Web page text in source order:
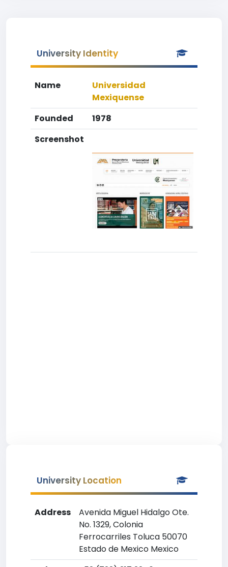
University Identity
Name
Universidad
Mexiquense
Founded
1978
Screenshot
University Location
Address
Avenida Miguel Hidalgo Ote.
No. 1329, Colonia
Ferrocarriles Toluca 50070
Estado de Mexico Mexico